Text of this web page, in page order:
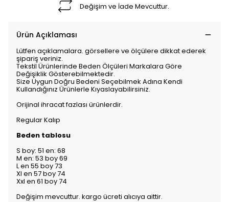
Değişim ve İade Mevcuttur.
Ürün Açıklaması
Lütfen açıklamalara. görsellere ve ölçülere dikkat ederek
şipariş veriniz.
Tekstil Ürünlerinde Beden Ölçüleri Markalara Göre
Değişiklik Gösterebilmektedir.
Size Uygun Doğru Bedeni Seçebilmek Adına Kendi
Kullandığınız Ürünlerle Kıyaslayabilirsiniz.
Orijinal ihracat fazlası ürünlerdir.
Regular Kalıp
Beden tablosu
S boy: 51 en: 68
M en: 53 boy 69
L en 55 boy 73
Xl en 57 boy 74
Xxl en 61 boy 74
Değişim mevcuttur. kargo ücreti alıcıya aittir.